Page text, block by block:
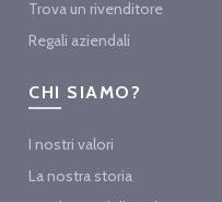
Trova un rivenditore
Regali aziendali
CHI SIAMO?
I nostri valori
La nostra storia